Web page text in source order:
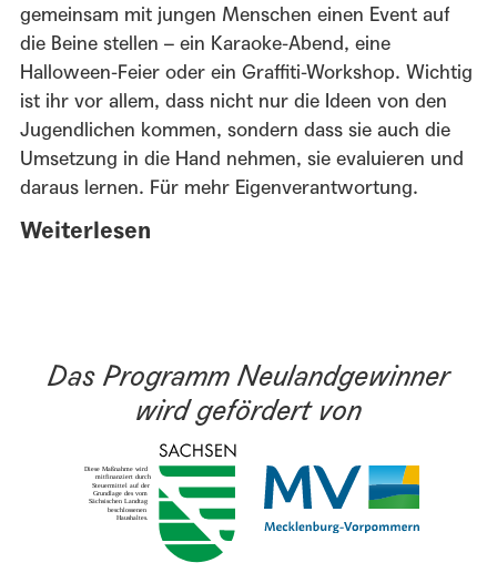
gemeinsam mit jungen Menschen einen Event auf
die Beine stellen – ein Karaoke-Abend, eine
Halloween-Feier oder ein Graffiti-Workshop. Wichtig
ist ihr vor allem, dass nicht nur die Ideen von den
Jugendlichen kommen, sondern dass sie auch die
Umsetzung in die Hand nehmen, sie evaluieren und
daraus lernen. Für mehr Eigenverantwortung.
Weiterlesen
Das Programm Neulandgewinner
wird gefördert von